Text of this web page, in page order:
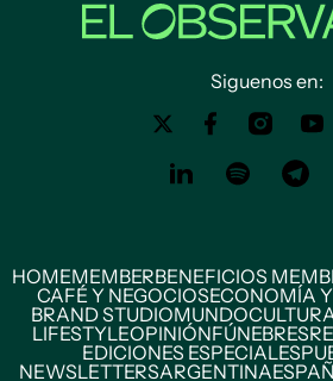
Siguenos en:
HOMEMEMBERBENEFICIOS
CAFÉ Y NEGOCIOSECONOMÍA
BRAND STUDIOMUNDO
LIFESTYLEOPINIÓNFÚNEBRES
EDICIONES ESPECIALES
NEWSLETTERSARGENTINA